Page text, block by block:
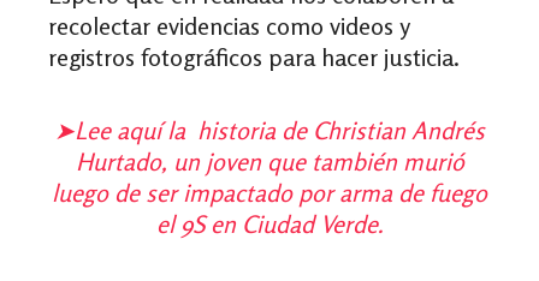
recolectar evidencias como videos y
registros fotográficos para hacer justicia.
➤Lee aquí la historia de Christian Andrés
Hurtado, un joven que también murió
luego de ser impactado por arma de fuego
el 9S en Ciudad Verde.